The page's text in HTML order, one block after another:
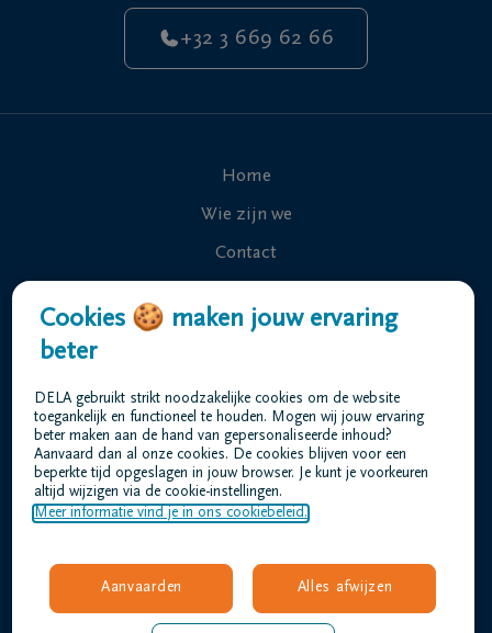
+32 3 669 62 66
Home
Wie zijn we
Contact
Overlijdensberichten
Veelgestelde vragen
Gebruiksvoorwaarden
Privacyverklaring
Toegankelijkheidsverklaring
hofmans@dela.be
Cookies 🍪 maken jouw ervaring
beter
DELA gebruikt strikt noodzakelijke cookies om de website
toegankelijk en functioneel te houden. Mogen wij jouw ervaring
beter maken aan de hand van gepersonaliseerde inhoud?
Aanvaard dan al onze cookies. De cookies blijven voor een
beperkte tijd opgeslagen in jouw browser. Je kunt je voorkeuren
altijd wijzigen via de cookie-instellingen.
Meer informatie vind je in ons cookiebeleid.
Aanvaarden Alles afwijzen